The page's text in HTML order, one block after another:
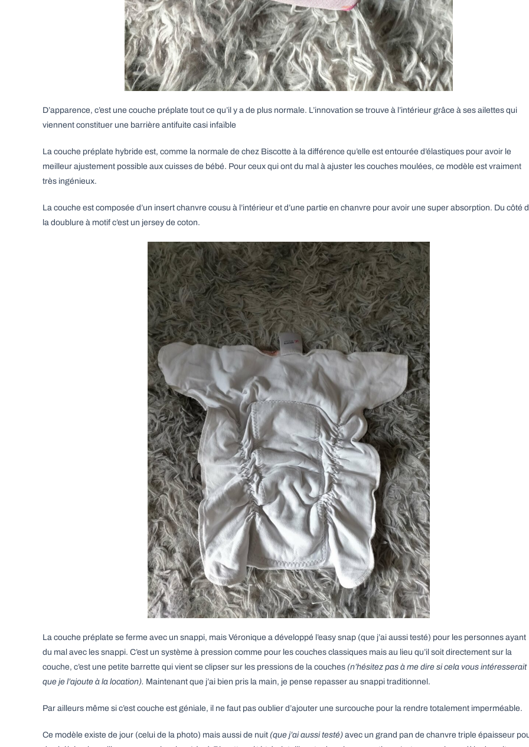
D’apparence, c’est une couche préplate tout ce qu’il y a de plus normale. L’innovation se trouve à l’intérieur grâce à ses ailettes qui
viennent constituer une barrière antifuite casi infaïble
La couche préplate hybride est, comme la normale de chez Biscotte à la différence qu’elle est entourée d’élastiques pour avoir le
meilleur ajustement possible aux cuisses de bébé. Pour ceux qui ont du mal à ajuster les couches moulées, ce modèle est vraiment
très ingénieux.
La couche est composée d’un insert chanvre cousu à l’intérieur et d’une partie en chanvre pour avoir une super absorption. Du côté
la doublure à motif c’est un jersey de coton.
La couche préplate se ferme avec un snappi, mais Véronique a développé l’easy snap (que j’ai aussi testé) pour les personnes ayant
du mal avec les snappi. C’est un système à pression comme pour les couches classiques mais au lieu qu’il soit directement sur la
couche, c’est une petite barrette qui vient se clipser sur les pressions de la couches (n’hésitez pas à me dire si cela vous intéresserait
que je l’ajoute à la location). Maintenant que j’ai bien pris la main, je pense repasser au snappi traditionnel.
Par ailleurs même si c’est couche est géniale, il ne faut pas oublier d’ajouter une surcouche pour la rendre totalement imperméable.
Ce modèle existe de jour (celui de la photo) mais aussi de nuit (que j’ai aussi testé) avec un grand pan de chanvre triple épaisseur